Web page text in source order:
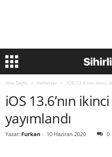
Ana Sayfa Haberler iOS 13.6’nın ikinci
iOS 13.6’nın
yayımlandı
Yazar: Furkan - 10 Haziran 2020 0